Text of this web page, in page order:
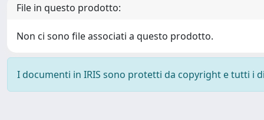
File in questo prodotto:
Non ci sono file associati a questo prodotto.
I documenti in IRIS sono protetti da copyright e tutti i